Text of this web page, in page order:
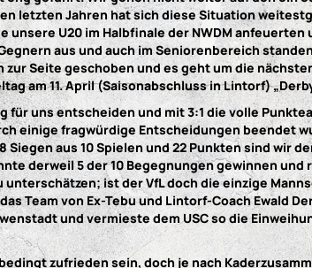
letzten Jahren hat sich diese Situation
unsere U20 im Halbfinale der NWDM
aus und auch im Seniorenbereich
Seite geschoben und es geht um die
am 11. April (Saisonabschluss in Lintorf)
für uns entscheiden und mit 3:1 die volle
einige fragwürdige Entscheidungen beendet
aus 10 Spielen und 22 Punkten sind wir
derweil 5 der 10 Begegnungen gewinnen und
ist der VfL doch die einzige
Team von Ex-Tebu und Lintorf-Coach Ewald
und vermieste dem USC so die
zufrieden sein, doch je nach